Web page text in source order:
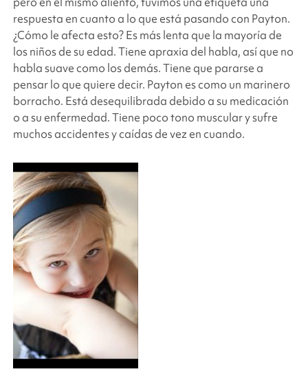
respuesta en cuanto a lo que está pasando con Payton.
¿Cómo le afecta esto? Es más lenta que la mayoría de
los niños de su edad. Tiene apraxia del habla, así que no
habla suave como los demás. Tiene que pararse a
pensar lo que quiere decir. Payton es como un marinero
borracho. Está desequilibrada debido a su medicación
o a su enfermedad. Tiene poco tono muscular y sufre
muchos accidentes y caídas de vez en cuando.